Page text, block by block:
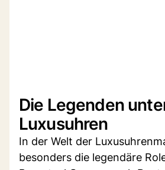
Die Legenden
Luxusuhren
In der Welt der
besonders die legendäre